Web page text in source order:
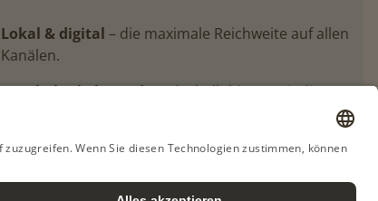
Lokal & digital – die maximale Reichweite auf allen
Kanälen.
Apothekerbeherrscht– deshalb bieten wir die
Persönlich– unser Kundenservice plant mit Ihnen,